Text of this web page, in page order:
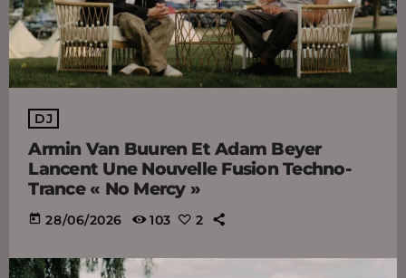
DJ
Armin Van Buuren Et Adam Beyer
Lancent Une Nouvelle Fusion Techno-
Trance « No Mercy »
today 28/06/2026 103 2